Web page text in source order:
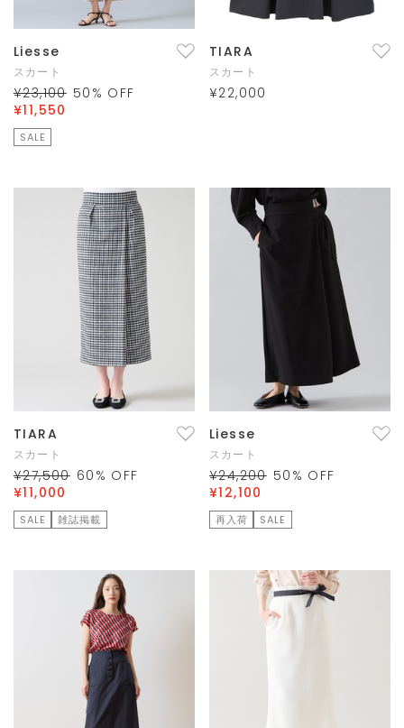
Liesse
スカート
¥23,100 50 % OFF
¥11,550
SALE
TIARA
スカート
¥22,000
TIARA
スカート
¥27,500 60 % OFF
¥11,000
SALE 雑誌掲載
Liesse
スカート
¥24,200 50 % OFF
¥12,100
再入荷 SALE